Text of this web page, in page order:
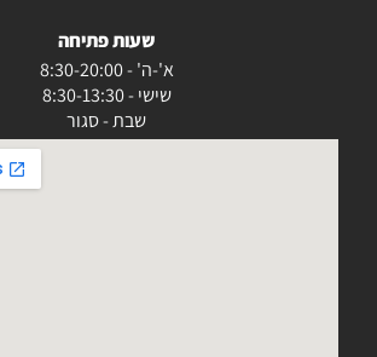
שעות פתיחה
א'-ה' - 8:30-20:00
שישי - 8:30-13:30
שבת - סגור